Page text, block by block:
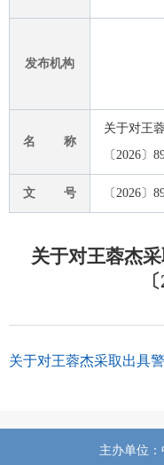
发布机构
名 称
关于对王
〔2026〕
文 号 〔2026〕
关于对王蓉杰
关于对王蓉杰采取出具
主办单位